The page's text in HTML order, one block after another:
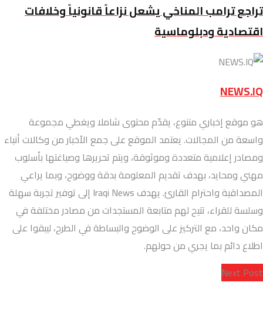
تراجع ترامب المناخي يشعل نزاعاً قانونياً وخلافات
اقتصادية ودبلوماسية
NEWS.IQ
هو موقع إخباري متنوع، يقدّم محتوى شاملا ويغطي مجموعة
واسعة من المجالات. يعتمد الموقع على جمع الأخبار من وكالات أنباء
ومصادر إعلامية متعددة وموثوقة، ويتم تحريرها وصياغتها بأسلوب
مهني ومحايد، بهدف تقديم المعلومة بدقة ووضوح، وبما يراعي
المصداقية واحترام القارئ. يهدف Iraqi News إلى توفير تجربة سهلة
وسلسة للقراء، تتيح لهم متابعة المستجدات من مصادر مختلفة في
مكان واحد، مع التركيز على الوضوح والبساطة في الطرح، ليبقوا على
اطلاع دائم بما يجري من حولهم.
Next Post